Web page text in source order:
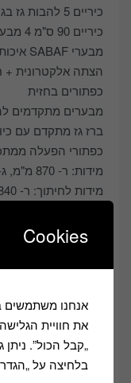
כיריים 5 להבות גז בגימור נירוסטה
כיריים 90 ס"מ 4 מבערים + להבת טורבו
מבערי SABAF איכותיים
הצתה אלקטרונית +
כפתורים בחזית
מבערים מתקדמים
ברז גז מתקדם עם
כפתורי הפעלה
מידות: ר- 870 מ"מ, ג- 100 מ"מ, ע- 500 מ"מ
מידות לחיתוך: ר- 840, ע- 480 מ"מ
זכוכית 8 מ"מ איכותית ועמידה בחום
מבער מהיר בהספק 4kW
מבער בהספק 0kW
ראשים ורשתות
9ed1af66aa82
Cookies
את חוויית
„קבל הכול”. ניתן
בלחיצה על